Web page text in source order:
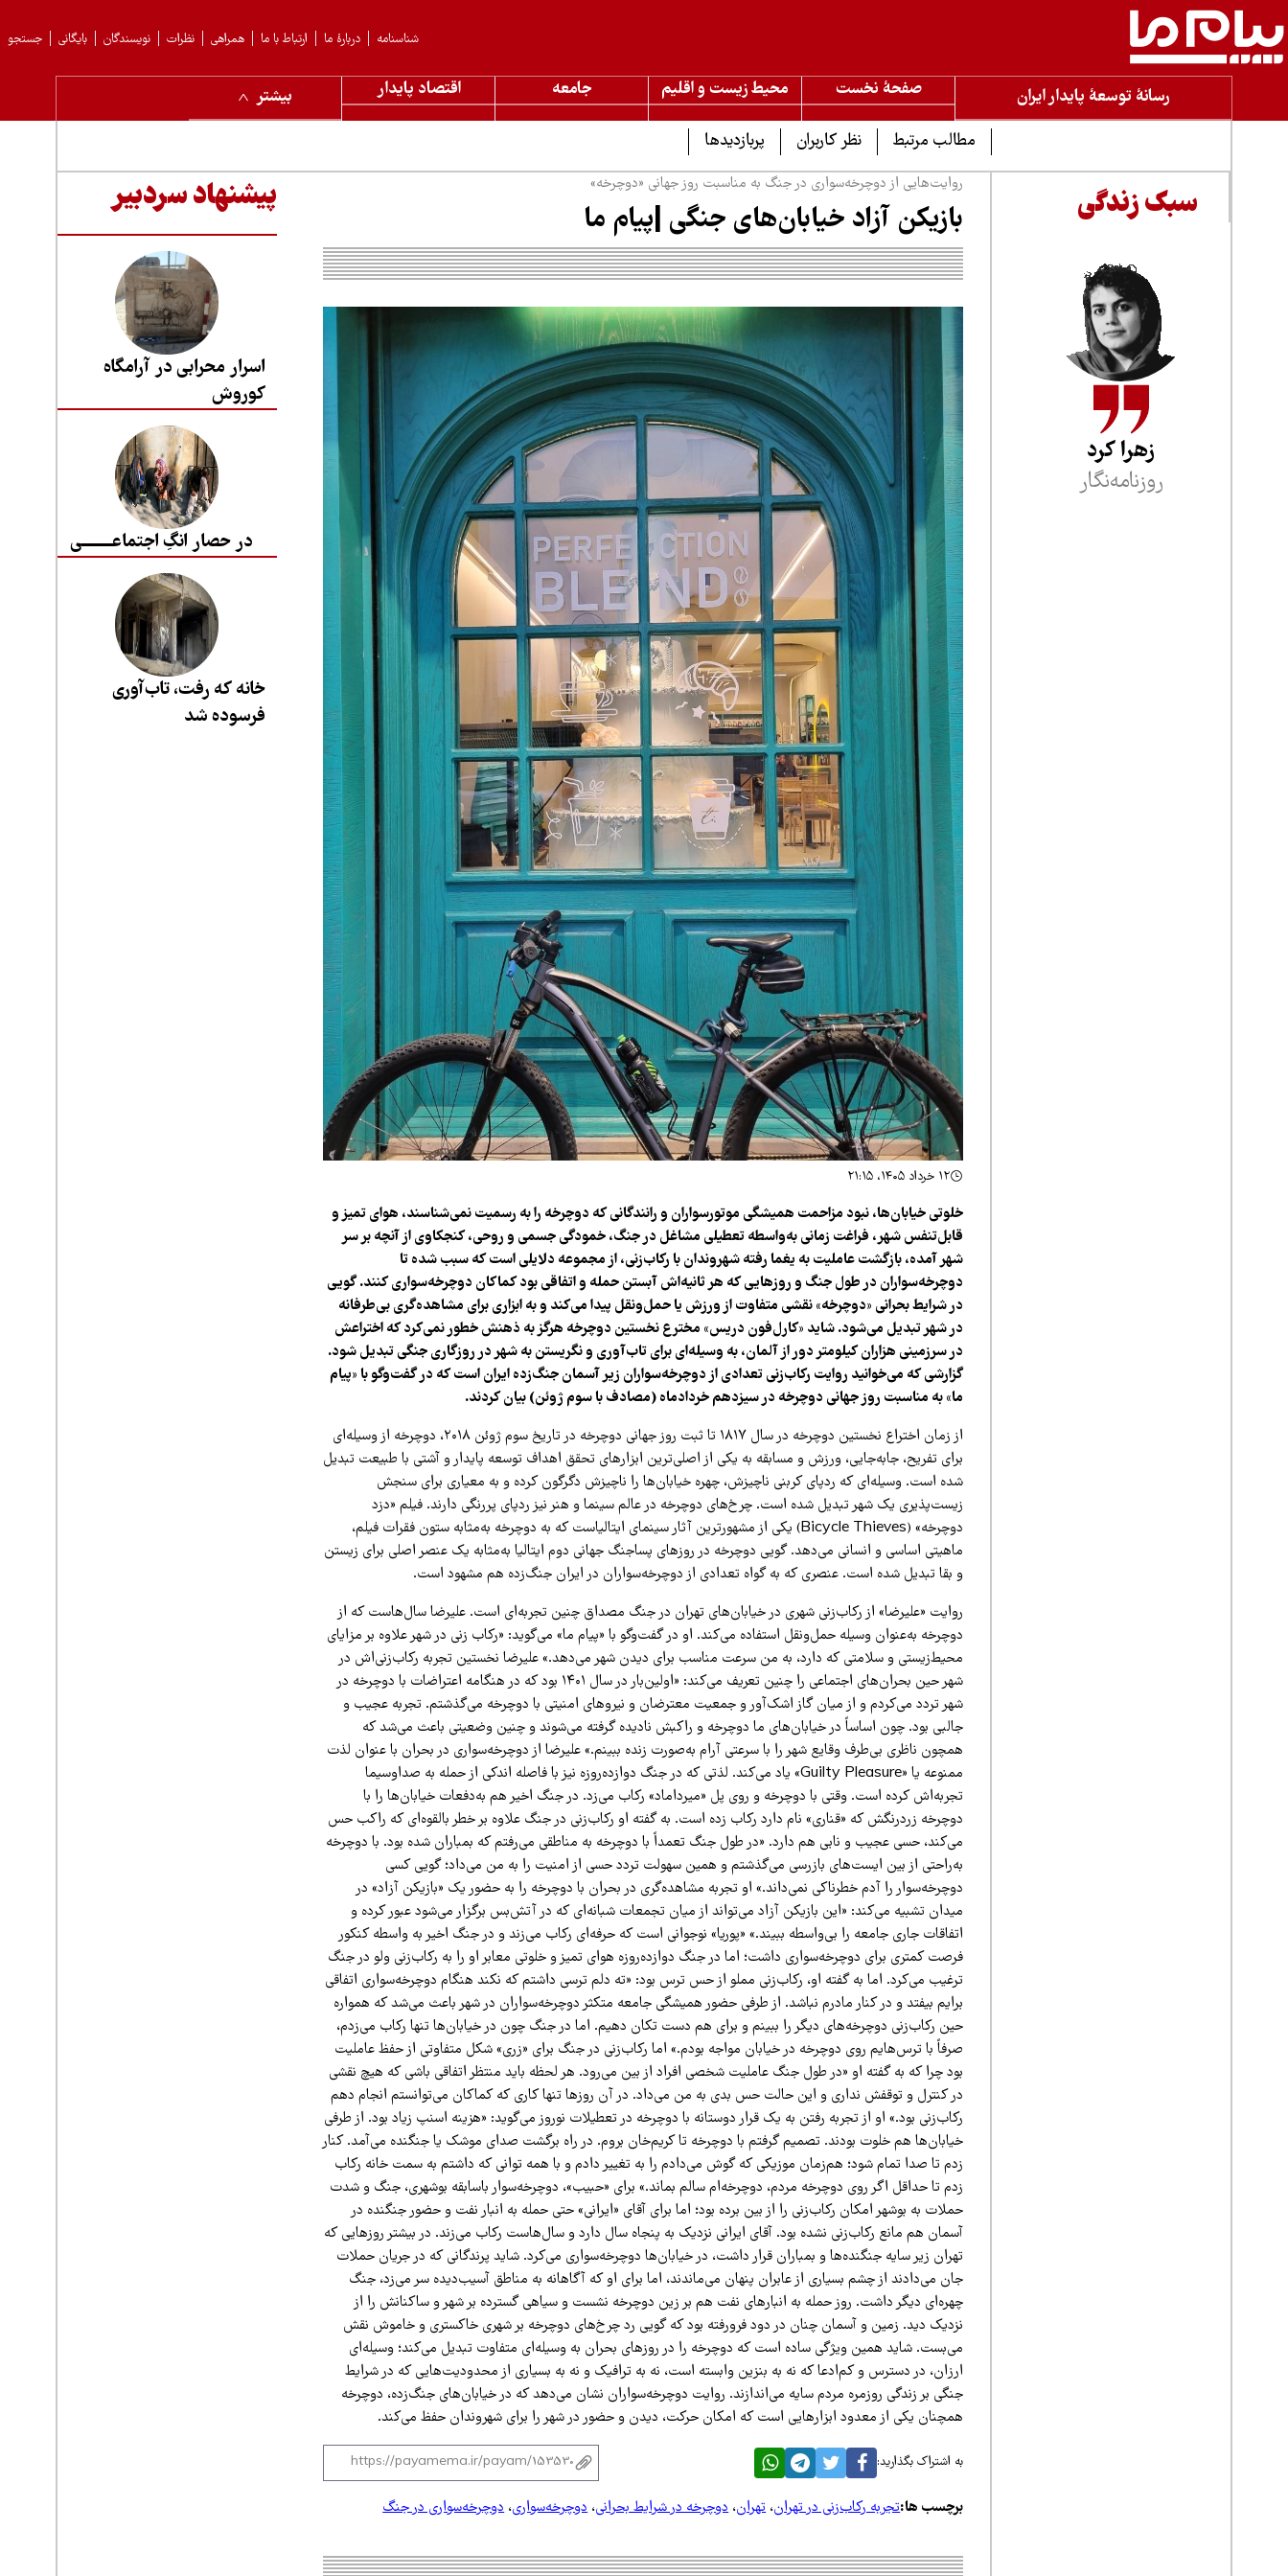
جستجو بایگانی نویسندگان نظرات همراهی ارتباط با ما دربارهٔ ما شناسنامه
رسانۀ توسعۀ پایدار ایران صفحۀ نخست محیط زیست و اقلیم جامعه اقتصاد پایدار
بیشتر
مطالب مرتبط
نظر کاربران پربازدیدها
سبک زندگی
زهرا کرد
روزنامه‌نگار
روایت‌هایی از دوچرخه‌سواری در جنگ به مناسبت روز جهانی «دوچرخه»
بازیکن آزاد خیابان‌های جنگی |پیام ما
۱۲ خرداد ۱۴۰۵، ۲۱:۱۵
خلوتی خیابان‌ها، نبود مزاحمت همیشگی موتورسواران و رانندگانی که دوچرخه را به رسمیت نمی‌شناسند، هوای تمیز و
قابل‌تنفس شهر، فراغت زمانی به‌واسطه تعطیلی مشاغل در جنگ، خمودگی جسمی و روحی، کنجکاوی از آنچه بر سر
شهر آمده، بازگشت عاملیت به یغما رفته شهروندان با رکاب‌زنی، از مجموعه دلایلی است که سبب شده تا
دوچرخه‌سواران در طول جنگ و روزهایی که هر ثانیه‌اش آبستن حمله و اتفاقی بود کماکان دوچرخه‌سواری کنند. گویی
در شرایط بحرانی «دوچرخه» نقشی متفاوت از ورزش یا حمل‌ونقل پیدا می‌کند و به ابزاری برای مشاهده‌گری بی‌طرفانه
در شهر تبدیل می‌شود. شاید «کارل‌فون دریس» مخترع نخستین دوچرخه هرگز به ذهنش خطور نمی‌کرد که اختراعش
در سرزمینی هزاران کیلومتر دور از آلمان، به وسیله‌ای برای تاب‌آوری و نگریستن به شهر در روزگاری جنگی تبدیل شود.
گزارشی که می‌خوانید روایت رکاب‌زنی تعدادی از دوچرخه‌سواران زیر آسمان جنگ‌زده ایران است که در گفت‌وگو با «پیام
ما» به مناسبت روز جهانی دوچرخه در سیزدهم خردادماه (مصادف با سوم ژوئن) بیان کردند.
از زمان اختراع نخستین دوچرخه در سال ۱۸۱۷ تا ثبت روز جهانی دوچرخه در تاریخ سوم ژوئن ۲۰۱۸، دوچرخه از وسیله‌ای
برای تفریح، جابه‌جایی، ورزش و مسابقه به یکی از اصلی‌ترین ابزارهای تحقق اهداف توسعه پایدار و آشتی با طبیعت تبدیل
شده است. وسیله‌ای که ردپای کربنی ناچیزش، چهره خیابان‌ها را ناچیزش دگرگون کرده و به معیاری برای سنجش
زیست‌پذیری یک شهر تبدیل شده است. چرخ‌های دوچرخه در عالم سینما و هنر نیز ردپای پررنگی دارند. فیلم «دزد
دوچرخه» (Bicycle Thieves) یکی از مشهورترین آثار سینمای ایتالیاست که به دوچرخه به‌مثابه ستون فقرات فیلم،
ماهیتی اساسی و انسانی می‌دهد. گویی دوچرخه در روزهای پساجنگ جهانی دوم ایتالیا به‌مثابه یک عنصر اصلی برای زیستن
و بقا تبدیل شده است. عنصری که به گواه تعدادی از دوچرخه‌سواران در ایران جنگ‌زده هم مشهود است.
روایت «علیرضا» از رکاب‌زنی شهری در خیابان‌های تهران در جنگ مصداق چنین تجربه‌ای است. علیرضا سال‌هاست که از
دوچرخه به‌عنوان وسیله حمل‌ونقل استفاده می‌کند. او در گفت‌وگو با «پیام ما» می‌گوید: «رکاب زنی در شهر علاوه بر مزایای
محیط‌زیستی و سلامتی که دارد، به من سرعت مناسب برای دیدن شهر می‌دهد.» علیرضا نخستین تجربه رکاب‌زنی‌اش در
شهر حین بحران‌های اجتماعی را چنین تعریف می‌کند: «اولین‌بار در سال ۱۴۰۱ بود که در هنگامه اعتراضات با دوچرخه در
شهر تردد می‌کردم و از میان گاز اشک‌آور و جمعیت معترضان و نیروهای امنیتی با دوچرخه می‌گذشتم. تجربه عجیب و
جالبی بود. چون اساساً در خیابان‌های ما دوچرخه و راکبش نادیده گرفته می‌شوند و چنین وضعیتی باعث می‌شد که
همچون ناظری بی‌طرف وقایع شهر را با سرعتی آرام به‌صورت زنده ببینم.» علیرضا از دوچرخه‌سواری در بحران با عنوان لذت
ممنوعه یا «Guilty Pleasure» یاد می‌کند. لذتی که در جنگ دوازده‌روزه نیز با فاصله اندکی از حمله به صداوسیما
تجربه‌اش کرده است. وقتی با دوچرخه و روی پل «میرداماد» رکاب می‌زد. در جنگ اخیر هم به‌دفعات خیابان‌ها را با
دوچرخه زردرنگش که «قناری» نام دارد رکاب زده است. به گفته او رکاب‌زنی در جنگ علاوه بر خطر بالقوه‌ای که راکب حس
می‌کند، حسی عجیب و نابی هم دارد. «در طول جنگ تعمداً با دوچرخه به مناطقی می‌رفتم که بمباران شده بود. با دوچرخه
به‌راحتی از بین ایست‌های بازرسی می‌گذشتم و همین سهولت تردد حسی از امنیت را به من می‌داد؛ گویی کسی
دوچرخه‌سوار را آدم خطرناکی نمی‌داند.» او تجربه مشاهده‌گری در بحران با دوچرخه را به حضور یک «بازیکن آزاد» در
میدان تشبیه می‌کند: «این بازیکن آزاد می‌تواند از میان تجمعات شبانه‌ای که در آتش‌بس برگزار می‌شود عبور کرده و
اتفاقات جاری جامعه را بی‌واسطه ببیند.» «پوریا» نوجوانی است که حرفه‌ای رکاب می‌زند و در جنگ اخیر به واسطه کنکور
فرصت کمتری برای دوچرخه‌سواری داشت؛ اما در جنگ دوازده‌روزه هوای تمیز و خلوتی معابر او را به رکاب‌زنی ولو در جنگ
ترغیب می‌کرد. اما به گفته او، رکاب‌زنی مملو از حس ترس بود: «ته دلم ترسی داشتم که نکند هنگام دوچرخه‌سواری اتفاقی
برایم بیفتد و در کنار مادرم نباشد. از طرفی حضور همیشگی جامعه متکثر دوچرخه‌سواران در شهر باعث می‌شد که همواره
حین رکاب‌زنی دوچرخه‌های دیگر را ببینم و برای هم دست تکان دهیم. اما در جنگ چون در خیابان‌ها تنها رکاب می‌زدم،
صرفاً با ترس‌هایم روی دوچرخه در خیابان مواجه بودم.» اما رکاب‌زنی در جنگ برای «زری» شکل متفاوتی از حفظ عاملیت
بود چرا که به گفته او «در طول جنگ عاملیت شخصی افراد از بین می‌رود. هر لحظه باید منتظر اتفاقی باشی که هیچ نقشی
در کنترل و توقفش نداری و این حالت حس بدی به من می‌داد. در آن روزها تنها کاری که کماکان می‌توانستم انجام دهم
رکاب‌زنی بود.» او از تجربه رفتن به یک قرار دوستانه با دوچرخه در تعطیلات نوروز می‌گوید: «هزینه اسنپ زیاد بود. از طرفی
خیابان‌ها هم خلوت بودند. تصمیم گرفتم با دوچرخه تا کریم‌خان بروم. در راه برگشت صدای موشک یا جنگنده می‌آمد. کنار
زدم تا صدا تمام شود؛ هم‌زمان موزیکی که گوش می‌دادم را به تغییر دادم و با همه توانی که داشتم به سمت خانه رکاب
زدم تا حداقل اگر روی دوچرخه مردم، دوچرخه‌ام سالم بماند.» برای «حبیب»، دوچرخه‌سوار باسابقه بوشهری، جنگ و شدت
حملات به بوشهر امکان رکاب‌زنی را از بین برده بود؛ اما برای آقای «ایرانی» حتی حمله به انبار نفت و حضور جنگنده در
آسمان هم مانع رکاب‌زنی نشده بود. آقای ایرانی نزدیک به پنجاه سال دارد و سال‌هاست رکاب می‌زند. در بیشتر روزهایی که
تهران زیر سایه جنگنده‌ها و بمباران قرار داشت، در خیابان‌ها دوچرخه‌سواری می‌کرد. شاید پرندگانی که در جریان حملات
جان می‌دادند از چشم بسیاری از عابران پنهان می‌ماندند، اما برای او که آگاهانه به مناطق آسیب‌دیده سر می‌زد، جنگ
چهره‌ای دیگر داشت. روز حمله به انبارهای نفت هم بر زین دوچرخه نشست و سیاهی گسترده بر شهر و ساکنانش را از
نزدیک دید. زمین و آسمان چنان در دود فرورفته بود که گویی رد چرخ‌های دوچرخه بر شهری خاکستری و خاموش نقش
می‌بست. شاید همین ویژگی ساده است که دوچرخه را در روزهای بحران به وسیله‌ای متفاوت تبدیل می‌کند؛ وسیله‌ای
ارزان، در دسترس و کم‌ادعا که نه به بنزین وابسته است، نه به ترافیک و نه به بسیاری از محدودیت‌هایی که در شرایط
جنگی بر زندگی روزمره مردم سایه می‌اندازند. روایت دوچرخه‌سواران نشان می‌دهد که در خیابان‌های جنگ‌زده، دوچرخه
همچنان یکی از معدود ابزارهایی است که امکان حرکت، دیدن و حضور در شهر را برای شهروندان حفظ می‌کند.
به اشتراک بگذارید:
برچسب ها:تجربه رکاب‌زنی در تهران،تهران،دوچرخه در شرایط بحرانی،دوچرخه‌سواری،دوچرخه‌سواری در جنگ
پیشنهاد سردبیر
اسرار محرابی در آرامگاه
کوروش
در حصار انگِ اجتماعــــــــی
خانه که رفت، تاب‌آوری
فرسوده شد